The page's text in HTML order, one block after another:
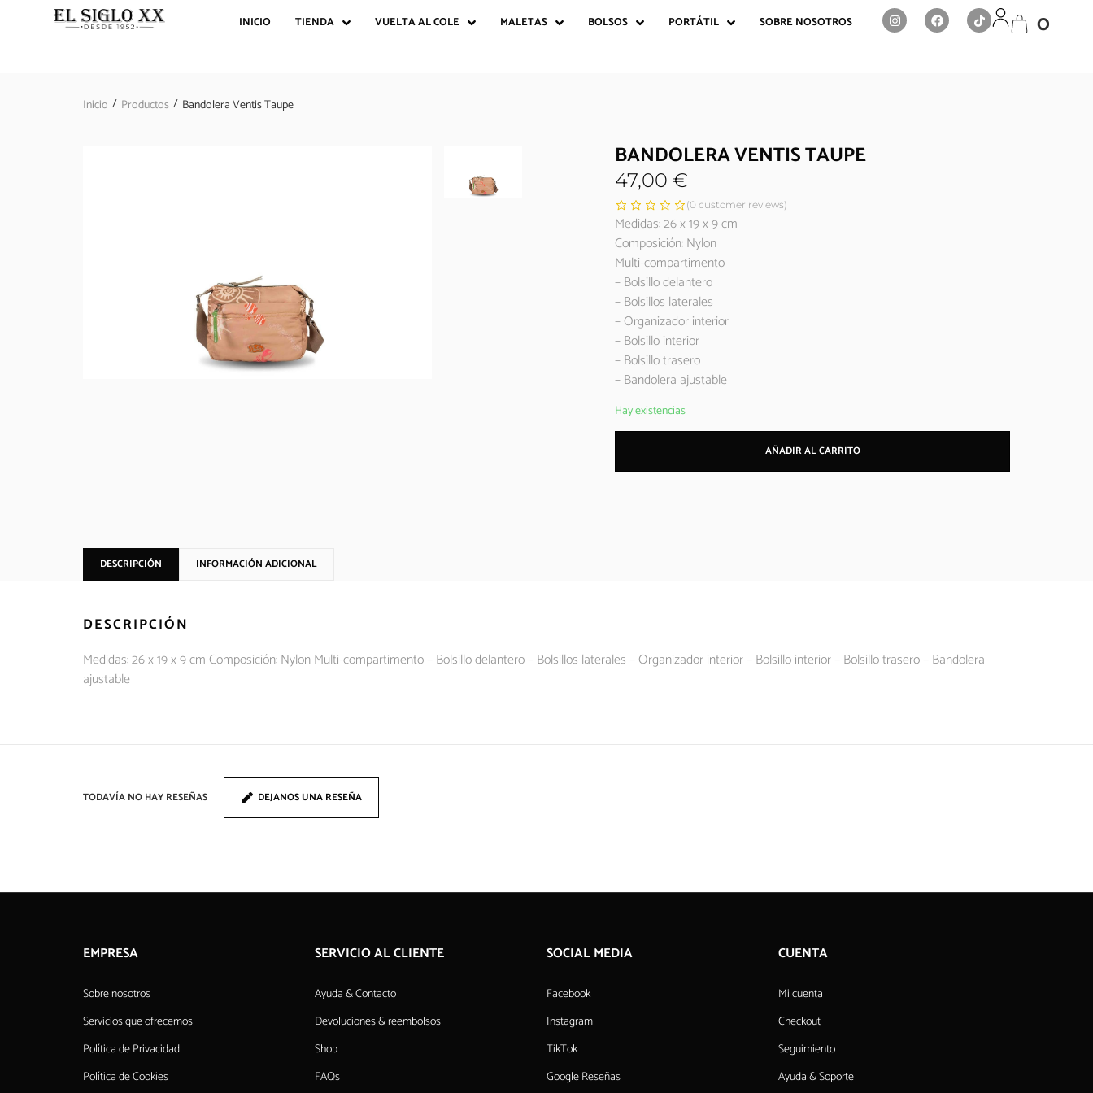
INICIO TIENDA VUELTA AL COLE MALETAS BOLSOS PORTÁTIL SOBRE NOSOTROS 0
Inicio / Productos / Bandolera Ventis Taupe
BANDOLERA VENTIS TAUPE
47,00 €
(0 customer reviews)
Medidas: 26 x 19 x 9 cm
Composición: Nylon
Multi-compartimento
– Bolsillo delantero
– Bolsillos laterales
– Organizador interior
– Bolsillo interior
– Bolsillo trasero
– Bandolera ajustable
Hay existencias
AÑADIR AL CARRITO
DESCRIPCIÓN INFORMACIÓN ADICIONAL
DESCRIPCIÓN
Medidas: 26 x 19 x 9 cm Composición: Nylon Multi-compartimento – Bolsillo delantero – Bolsillos laterales – Organizador interior – Bolsillo interior – Bolsillo trasero – Bandolera
ajustable
TODAVÍA NO HAY RESEÑAS DEJANOS UNA RESEÑA
EMPRESA
Sobre nosotros
Servicios que ofrecemos
Política de Privacidad
Política de Cookies
SERVICIO AL CLIENTE
Ayuda & Contacto
Devoluciones & reembolsos
Shop
FAQs
SOCIAL MEDIA
Facebook
Instagram
TikTok
Google Reseñas
CUENTA
Mi cuenta
Checkout
Seguimiento
Ayuda & Soporte